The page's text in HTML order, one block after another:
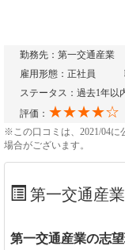
勤務先：第一交通産業
雇用形態：正社員
ステータス：過去1年以
評価： ★★★★☆
※この口コミは、2021/04に
場合がございます。
第一交通産
第一交通産業の志